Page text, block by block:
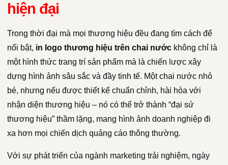
hiện đại
Trong thời đại mà mọi thương hiệu đều đang tìm cách để
nổi bật, in logo thương hiệu trên chai nước không chỉ là
một hình thức trang trí sản phẩm mà là chiến lược xây
dựng hình ảnh sâu sắc và đầy tinh tế. Một chai nước nhỏ
bé, nhưng nếu được thiết kế chuẩn chỉnh, hài hòa với
nhận diện thương hiệu – nó có thể trở thành “đại sứ
thương hiệu” thầm lặng, mang hình ảnh doanh nghiệp đi
xa hơn mọi chiến dịch quảng cáo thông thường.
Với sự phát triển của ngành marketing trải nghiệm, ngày